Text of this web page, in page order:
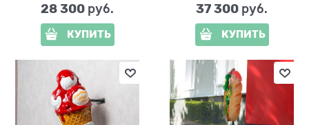
28 300 руб.
КУПИТЬ
37 300 руб.
КУПИТЬ